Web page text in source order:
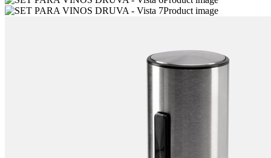
Product image